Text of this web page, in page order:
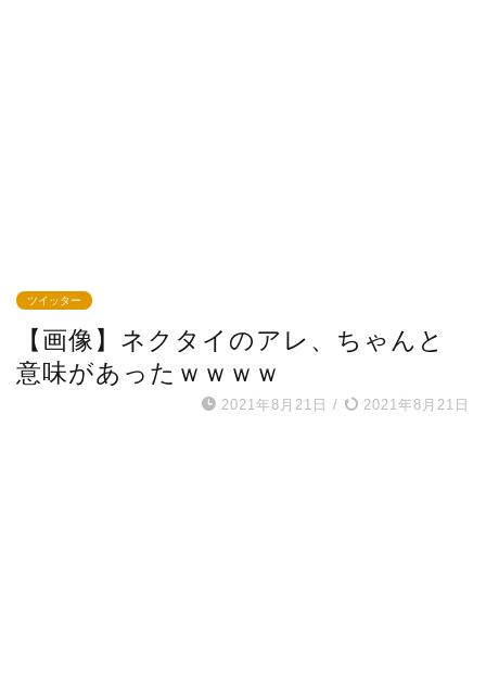
ツイッター
【画像】ネクタイのアレ、ちゃんと
意味があったｗｗｗｗ
2021年8月21日 / 2021年8月21日